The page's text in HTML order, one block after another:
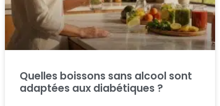
Quelles boissons sans alcool sont
adaptées aux diabétiques ?